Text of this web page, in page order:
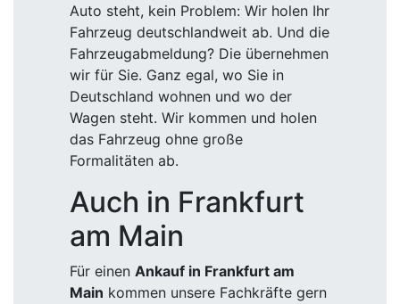
Auto steht, kein Problem: Wir holen Ihr
Fahrzeug deutschlandweit ab. Und die
Fahrzeugabmeldung? Die übernehmen
wir für Sie. Ganz egal, wo Sie in
Deutschland wohnen und wo der
Wagen steht. Wir kommen und holen
das Fahrzeug ohne große
Formalitäten ab.
Auch in Frankfurt
am Main
Für einen Ankauf in Frankfurt am
Main kommen unsere Fachkräfte gern